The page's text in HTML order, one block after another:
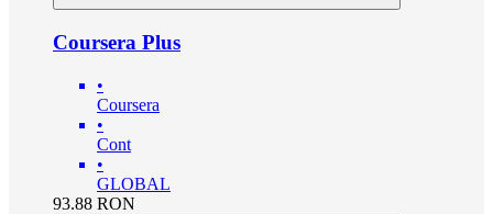
Coursera Plus
•
Coursera
•
Cont
•
GLOBAL
93.88 RON